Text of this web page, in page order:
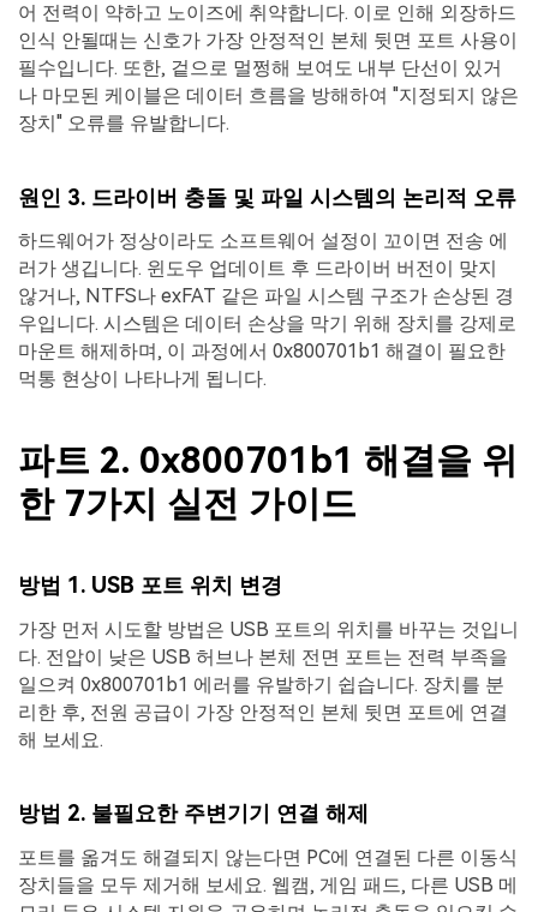
어 전력이 약하고 노이즈에 취약합니다. 이로 인해 외장하드
인식 안될때는 신호가 가장 안정적인 본체 뒷면 포트 사용이
필수입니다. 또한, 겉으로 멀쩡해 보여도 내부 단선이 있거
나 마모된 케이블은 데이터 흐름을 방해하여 "지정되지 않은
장치" 오류를 유발합니다.
원인 3. 드라이버 충돌 및 파일 시스템의 논리적 오류
하드웨어가 정상이라도 소프트웨어 설정이 꼬이면 전송 에
러가 생깁니다. 윈도우 업데이트 후 드라이버 버전이 맞지
않거나, NTFS나 exFAT 같은 파일 시스템 구조가 손상된 경
우입니다. 시스템은 데이터 손상을 막기 위해 장치를 강제로
마운트 해제하며, 이 과정에서 0x800701b1 해결이 필요한
먹통 현상이 나타나게 됩니다.
파트 2. 0x800701b1 해결을 위
한 7가지 실전 가이드
방법 1. USB 포트 위치 변경
가장 먼저 시도할 방법은 USB 포트의 위치를 바꾸는 것입니
다. 전압이 낮은 USB 허브나 본체 전면 포트는 전력 부족을
일으켜 0x800701b1 에러를 유발하기 쉽습니다. 장치를 분
리한 후, 전원 공급이 가장 안정적인 본체 뒷면 포트에 연결
해 보세요.
방법 2. 불필요한 주변기기 연결 해제
포트를 옮겨도 해결되지 않는다면 PC에 연결된 다른 이동식
장치들을 모두 제거해 보세요. 웹캠, 게임 패드, 다른 USB 메